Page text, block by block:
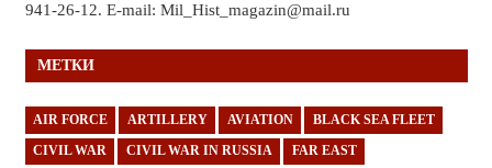
941-26-12. E-mail: Mil_Hist_magazin@mail.ru
МЕТКИ
AIR FORCE ARTILLERY AVIATION BLACK SEA FLEET
CIVIL WAR CIVIL WAR IN RUSSIA FAR EAST